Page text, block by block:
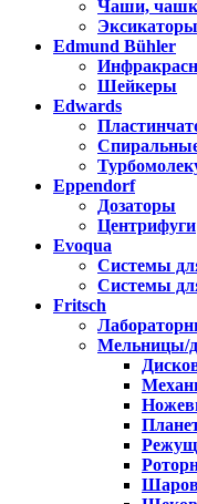
Чаши,
Эксикаторы
Edmund Bühler
Шейкеры
Edwards
Eppendorf
Дозаторы
Центрифуги
Evoqua
Системы
Системы
Fritsch
Мельницы/